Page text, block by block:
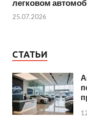
легковом
25.07.2026
СТАТЬИ